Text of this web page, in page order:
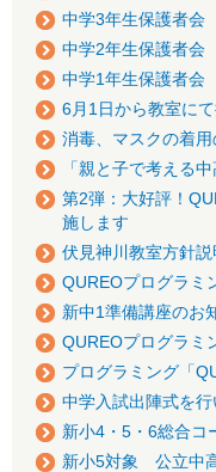
中学3年生保護者会
中学2年生保護者会
中学1年生保護者会
6月1日から教室に
消毒、マスクの着
「親と子で考える
第2弾：大好評！
施します
伏見神川教室方針説
QUREOプログラミ
新中1準備講座のお
QUREOプログラミ
プログラミング「
中学入試出陣式を行
新小4・5・6総合
新小5対象 公立中